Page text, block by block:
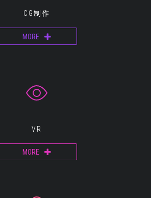
CG制作
MORE
VR
MORE